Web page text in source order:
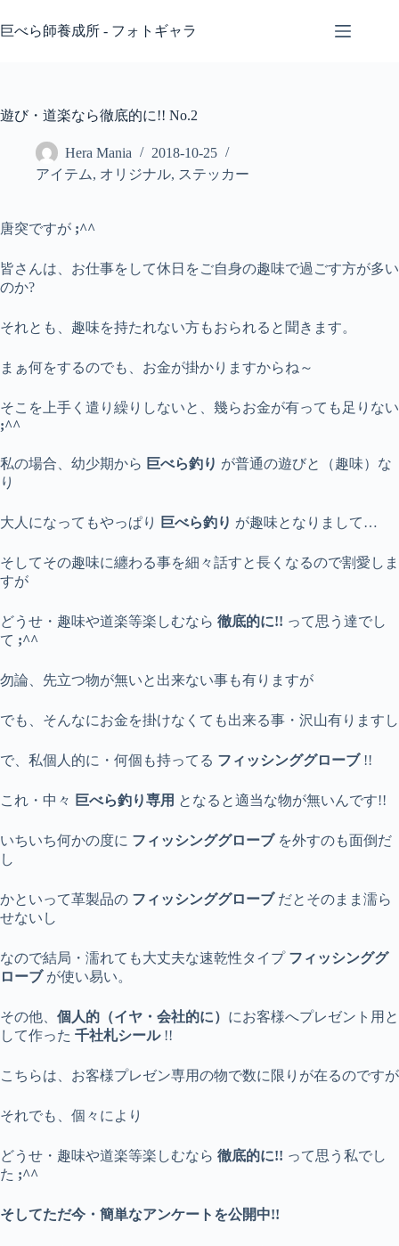
ン
ス
巨べら師養成所 - フォトギャラ
遊び・道楽なら徹底的に!! No.2
Hera Mania
2018-10-25
アイテム, オリジナル, ステッカー
唐突ですが ;^^
皆さんは、お仕事をして休日をご自身の趣味で過ごす方が多い
のか?
それとも、趣味を持たれない方もおられると聞きます。
まぁ何をするのでも、お金が掛かりますからね～
そこを上手く遣り繰りしないと、幾らお金が有っても足りない
;^^
私の場合、幼少期から 巨べら釣り が普通の遊びと（趣味）な
り
大人になってもやっぱり 巨べら釣り が趣味となりまして…
そしてその趣味に纏わる事を細々話すと長くなるので割愛しま
すが
どうせ・趣味や道楽等楽しむなら 徹底的に!! って思う達でし
て ;^^
勿論、先立つ物が無いと出来ない事も有りますが
でも、そんなにお金を掛けなくても出来る事・沢山有りますし
で、私個人的に・何個も持ってる フィッシンググローブ!!
これ・中々 巨べら釣り専用 となると適当な物が無いんです!!
いちいち何かの度に フィッシンググローブを外すのも面倒だ
し
かといって革製品の フィッシンググローブだとそのまま濡ら
せないし
なので結局・濡れても大丈夫な速乾性タイプ フィッシンググ
ローブが使い易い。
その他、 個人的（イヤ・会社的に） にお客様へプレゼント用と
して作った 千社札シール!!
こちらは、お客様プレゼン専用の物で数に限りが在るのですが
それでも、個々により
どうせ・趣味や道楽等楽しむなら 徹底的に!! って思う私でし
た ;^^
そしてただ今・簡単なアンケートを公開中!!